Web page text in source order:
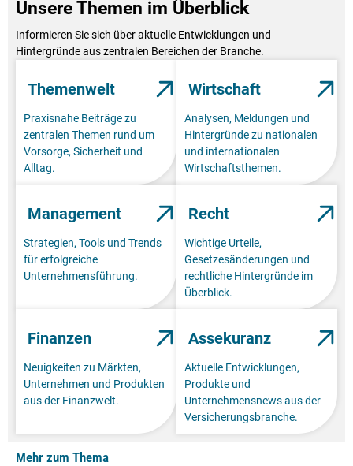
Unsere Themen im Überblick
Informieren Sie sich über aktuelle Entwicklungen und
Hintergründe aus zentralen Bereichen der Branche.
Themenwelt
Praxisnahe Beiträge zu
zentralen Themen rund um
Vorsorge, Sicherheit und
Alltag.
Wirtschaft
Analysen, Meldungen und
Hintergründe zu nationalen
und internationalen
Wirtschaftsthemen.
Management
Strategien, Tools und Trends
für erfolgreiche
Unternehmensführung.
Recht
Wichtige Urteile,
Gesetzesänderungen und
rechtliche Hintergründe im
Überblick.
Finanzen
Neuigkeiten zu Märkten,
Unternehmen und Produkten
aus der Finanzwelt.
Assekuranz
Aktuelle Entwicklungen,
Produkte und
Unternehmensnews aus der
Versicherungsbranche.
Mehr zum Thema